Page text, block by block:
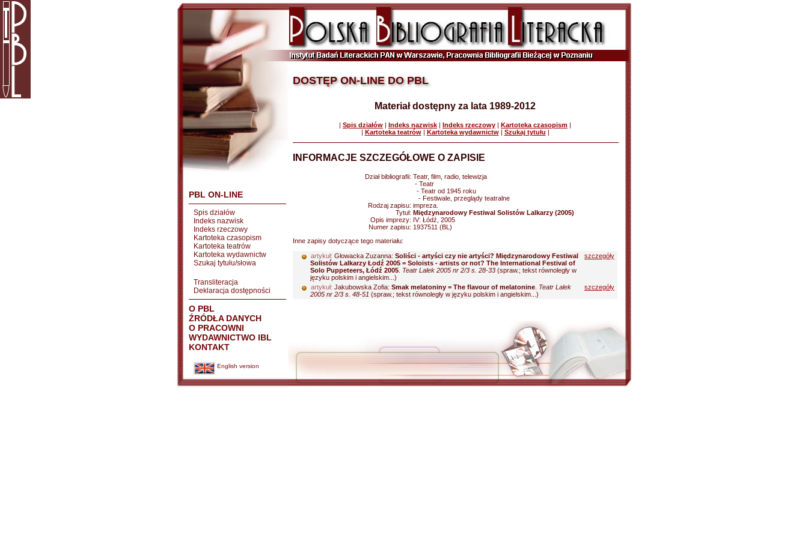
PBL ON-LINE
Spis działów
Indeks nazwisk
Indeks rzeczowy
Kartoteka czasopism
Kartoteka teatrów
Kartoteka wydawnictw
Szukaj tytułu/słowa
Transliteracja
Deklaracja dostępności
O PBL
ŹRÓDŁA DANYCH
O PRACOWNI
WYDAWNICTWO IBL
KONTAKT
English version
DOSTĘP ON-LINE DO PBL
Materiał dostępny za lata 1989-2012
| Spis działów | Indeks nazwisk | Indeks rzeczowy | Kartoteka czasopism |
| Kartoteka teatrów| Kartoteka wydawnictw| Szukaj tytułu |
INFORMACJE SZCZEGÓŁOWE O ZAPISIE
Dział bibliografii: Teatr, film, radio, telewizja
- Teatr
- Teatr od 1945 roku
- Festiwale, przeglądy teatralne
Rodzaj zapisu: impreza.
Tytuł: Międzynarodowy Festiwal Solistów Lalkarzy (2005)
Opis imprezy: IV: Łódź, 2005
Numer zapisu: 1937511 (BL)
Inne zapisy dotyczące tego materiału:
artykuł: Głowacka Zuzanna: Soliści - artyści czy nie artyści? Międzynarodowy Festiwal
Solistów Lalkarzy Łodź 2005 = Soloists - artists or not? The International Festival of
Solo Puppeteers, Łódź 2005 Teatr Lalek 2005 nr 2/3 s. 28-33 (spraw.; tekst równoległy w
języku polskim i angielskim...)
szczegóły
artykuł: Jakubowska Zofia: Smak melatoniny = The flavour of melatonine Teatr Lalek
2005 nr 2/3 s. 48-51 (spraw.; tekst równoległy w języku polskim i angielskim...)
szczegóły